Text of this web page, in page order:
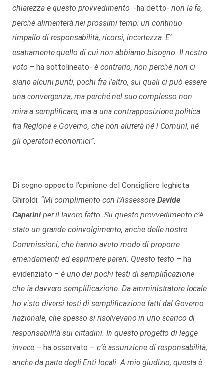
chiarezza e questo provvedimento -ha detto- non la fa,
perché alimenterà nei prossimi tempi un continuo
rimpallo di responsabilità, ricorsi, incertezza. E’
esattamente quello di cui non abbiamo bisogno. Il nostro
voto – ha sottolineato- è contrario, non perché non ci
siano alcuni punti, pochi fra l’altro, sui quali ci può essere
una convergenza, ma perché nel suo complesso non
mira a semplificare, ma a una contrapposizione politica
fra Regione e Governo, che non aiuterà né i Comuni, né
gli operatori economici”.
Di segno opposto l’opinione del Consigliere leghista
Ghiroldi: “Mi complimento con l’Assessore Davide
Capariniper il lavoro fatto. Su questo provvedimento c’è
stato un grande coinvolgimento, anche delle nostre
Commissioni, che hanno avuto modo di proporre
emendamenti ed esprimere pareri. Questo testo – ha
evidenziato – è uno dei pochi testi di semplificazione
che fa davvero semplificazione. Da amministratore locale
ho visto diversi testi di semplificazione fatti dal Governo
nazionale, che spesso si risolvevano in uno scarico di
responsabilità sui cittadini. In questo progetto di legge
invece – ha osservato – c’è assunzione di responsabilità,
anche da parte degli Enti locali. A mio giudizio, questa è